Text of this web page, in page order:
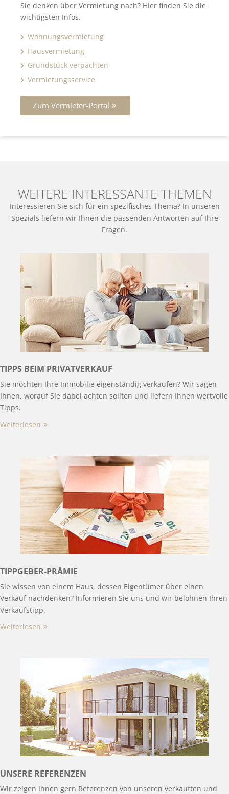
Sie denken über Vermietung nach? Hier finden Sie die
wichtigsten Infos.
Wohnungsvermietung
Hausvermietung
Grundstück verpachten
Vermietungsservice
Zum Vermieter-Portal
WEITERE INTERESSANTE THEMEN
Interessieren Sie sich für ein spezifisches Thema? In unseren
Spezials liefern wir Ihnen die passenden Antworten auf Ihre
Fragen.
TIPPS BEIM PRIVATVERKAUF
Sie möchten Ihre Immobilie eigenständig verkaufen? Wir sagen
Ihnen, worauf Sie dabei achten sollten und liefern Ihnen wertvolle
Tipps.
Weiterlesen
TIPPGEBER-PRÄMIE
Sie wissen von einem Haus, dessen Eigentümer über einen
Verkauf nachdenken? Informieren Sie uns und wir belohnen Ihren
Verkaufstipp.
Weiterlesen
UNSERE REFERENZEN
Wir zeigen Ihnen gern Referenzen von unseren verkauften und